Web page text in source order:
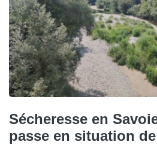
Sécheresse en
passe en situation